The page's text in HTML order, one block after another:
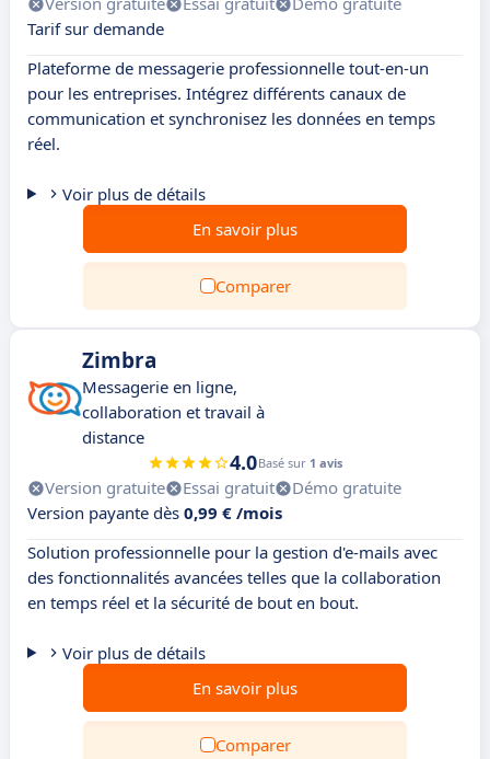
Tarif sur demande
Plateforme de messagerie professionnelle tout-en-un
pour les entreprises. Intégrez différents canaux de
communication et synchronisez les données en temps
réel.
Voir plus de détails
En savoir plus
Comparer
Zimbra
Messagerie en ligne,
collaboration et travail à
distance
4.0Basé sur 1 avis
Version gratuite Essai gratuit
Démo gratuite
Version payante dès 0,99 € /mois
Solution professionnelle pour la gestion d'e-mails avec
des fonctionnalités avancées telles que la collaboration
en temps réel et la sécurité de bout en bout.
Voir plus de détails
En savoir plus
Comparer